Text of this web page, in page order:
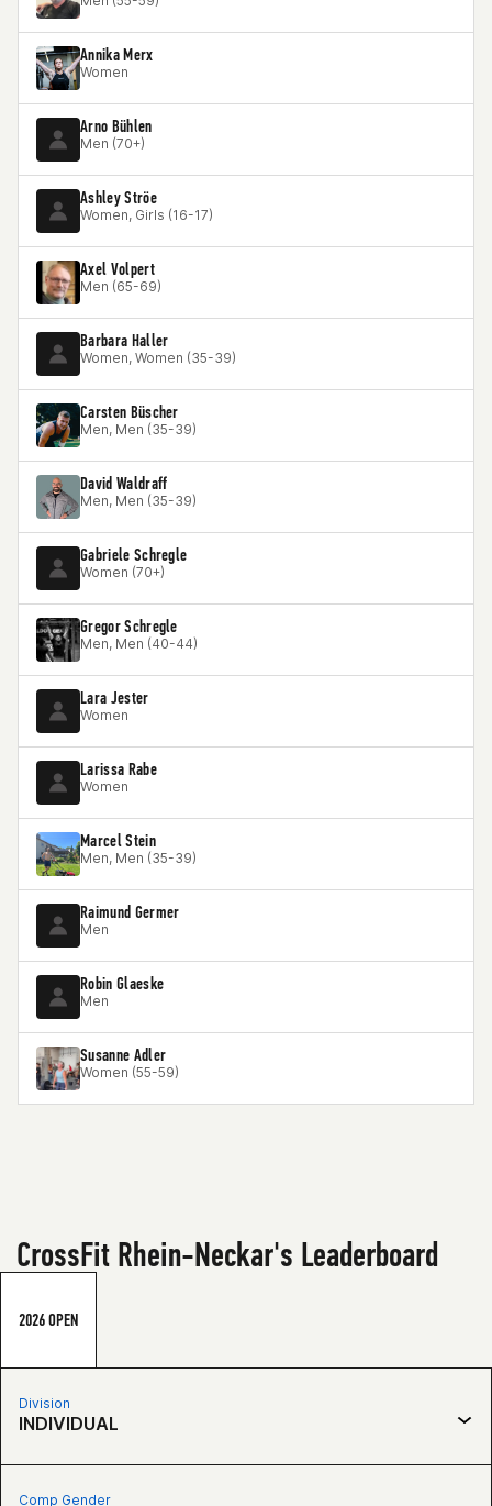
Annika Merx
Women
Arno Bühlen
Men (70+)
Ashley Ströe
Women, Girls (16-17)
Axel Volpert
Men (65-69)
Barbara Haller
Women, Women (35-39)
Carsten Büscher
Men, Men (35-39)
David Waldraff
Men, Men (35-39)
Gabriele Schregle
Women (70+)
Gregor Schregle
Men, Men (40-44)
Lara Jester
Women
Larissa Rabe
Women
Marcel Stein
Men, Men (35-39)
Raimund Germer
Men
Robin Glaeske
Men
Susanne Adler
Women (55-59)
CrossFit Rhein-Neckar's Leaderboard
2026 OPEN
Division
INDIVIDUAL
Comp Gender